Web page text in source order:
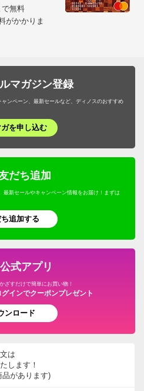
で無料
がかかりま
マガジン登録
ンペーン、最新セールなど、ディノスのおすすめ
ガを申し込む
だち追加
最新セールやキャンペーン情報をお届け！まずは
追加する
式アプリ
ざすだけで簡単にお買い物！
インでクーポンプレゼント
ンロード
は
します！
があります)